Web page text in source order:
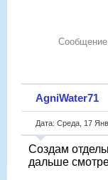
Сообщение
AgniWater71
Дата: Среда, 17
Создам
дальше